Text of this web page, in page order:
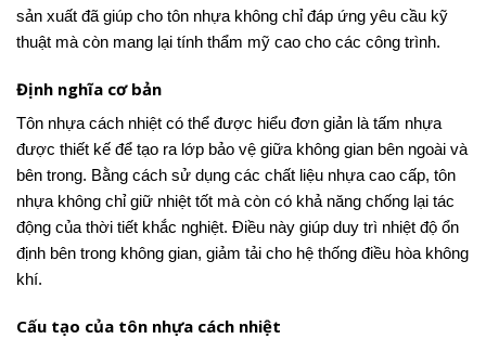
sản xuất đã giúp cho tôn nhựa không chỉ đáp ứng yêu cầu kỹ
thuật mà còn mang lại tính thẩm mỹ cao cho các công trình.
Định nghĩa cơ bản
Tôn nhựa cách nhiệt có thể được hiểu đơn giản là tấm nhựa
được thiết kế để tạo ra lớp bảo vệ giữa không gian bên ngoài và
bên trong. Bằng cách sử dụng các chất liệu nhựa cao cấp, tôn
nhựa không chỉ giữ nhiệt tốt mà còn có khả năng chống lại tác
động của thời tiết khắc nghiệt. Điều này giúp duy trì nhiệt độ ổn
định bên trong không gian, giảm tải cho hệ thống điều hòa không
khí.
Cấu tạo của tôn nhựa cách nhiệt